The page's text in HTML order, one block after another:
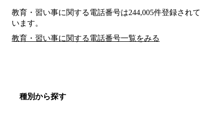
教育・習い事に関する電話番号は244,005件登録されて
います。
教育・習い事に関する電話番号一覧をみる
種別から探す